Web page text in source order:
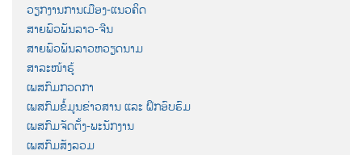
ວຽກງານການເມືອງ-ແນວຄິດ
ສາຍພົວພັນລາວ-ຈີນ
ສາຍພົວພັນລາວຫວຽດນາມ
ສາລະໜ້າຮູ້
ເພສກົມກວດກາ
ເພສກົມຂໍ້ມູນຂ່າວສານ ແລະ ຝຶກອົບຮົມ
ເພສກົມຈັດຕັ້ງ-ພະນັກງານ
ເພສກົມສັງລວມ